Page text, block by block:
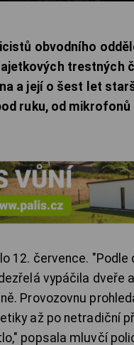
obvodního
trestných
a její o šest let
ruku, od
12. července.
vypáčila dveře
Provozovnu
až po netradiční
popsala mluvčí